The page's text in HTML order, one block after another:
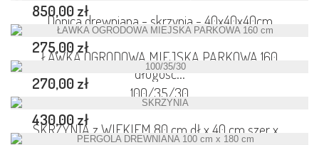
Donica drewniana - skrzynia - 40x40x40cm
ŁAWKA OGRODOWA MIEJSKA PARKOWA 160
długość...
850,00 zł
100/35/30
275,00 zł
SKRZYNIA z WIEKIEM 80 cm dł x 40 cm szer x...
270,00 zł
430,00 zł